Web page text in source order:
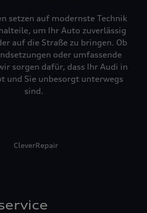
setzen auf modernste Technik
um Ihr Auto zuverlässig
auf die Straße zu bringen. Ob
oder umfassende
sorgen dafür, dass Ihr Audi in
und Sie unbesorgt unterwegs
sind.
CleverRepair